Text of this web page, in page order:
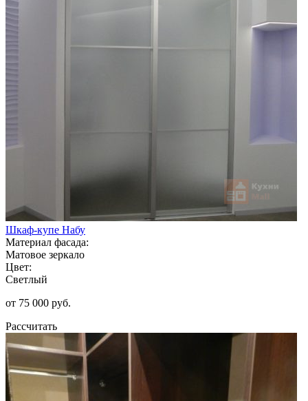
Шкаф-купе Набу
Материал фасада:
Матовое зеркало
Цвет:
Светлый
от 75 000 руб.
Рассчитать